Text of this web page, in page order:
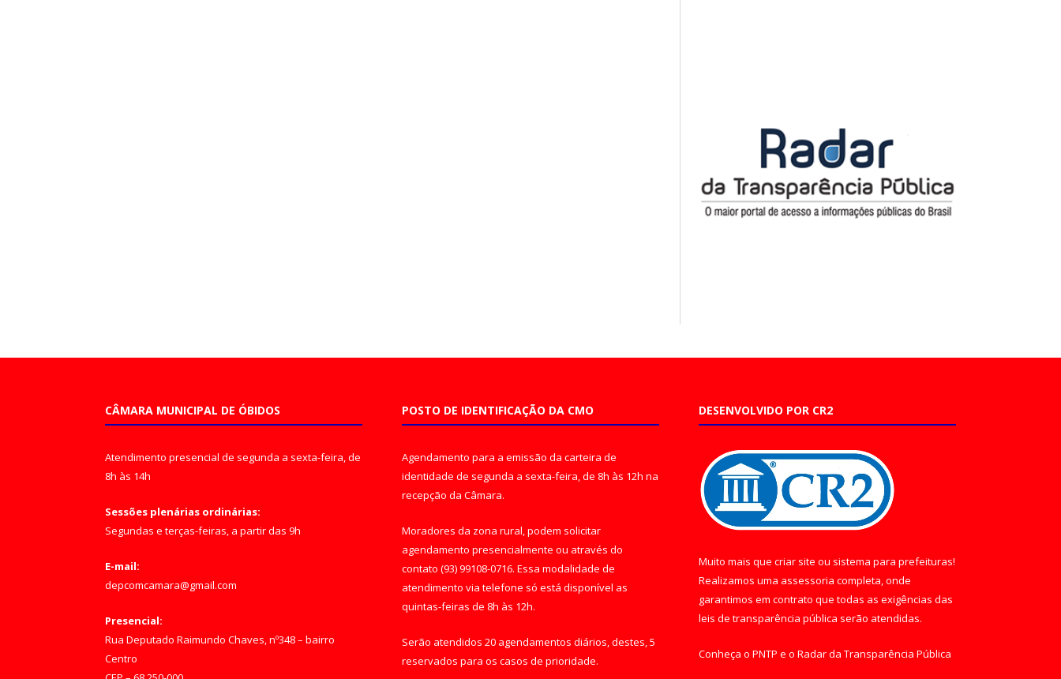
CÂMARA MUNICIPAL DE ÓBIDOS
Atendimento presencial de segunda a sexta-feira, de
8h às 14h
Sessões plenárias ordinárias:
Segundas e terças-feiras, a partir das 9h
E-mail:
depcomcamara@gmail.com
Presencial:
Rua Deputado Raimundo Chaves, nº348 – bairro
Centro
POSTO DE IDENTIFICAÇÃO DA CMO
Agendamento para a emissão da carteira de
identidade de segunda a sexta-feira, de 8h às 12h na
recepção da Câmara.
Moradores da zona rural, podem solicitar
agendamento presencialmente ou através do
contato (93) 99108-0716. Essa modalidade de
atendimento via telefone só está disponível as
quintas-feiras de 8h às 12h.
Serão atendidos 20 agendamentos diários, destes, 5
reservados para os casos de prioridade.
DESENVOLVIDO POR CR2
Muito mais que criar site ou sistema para prefeituras!
Realizamos uma assessoria completa, onde
garantimos em contrato que todas as exigências das
leis de transparência pública serão atendidas.
Conheça o PNTP e o Radar da Transparência Pública